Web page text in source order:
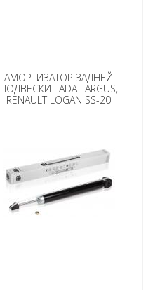
АМОРТИЗАТОР ЗАДНЕЙ
ПОДВЕСКИ LADA LARGUS,
RENAULT LOGAN SS-20